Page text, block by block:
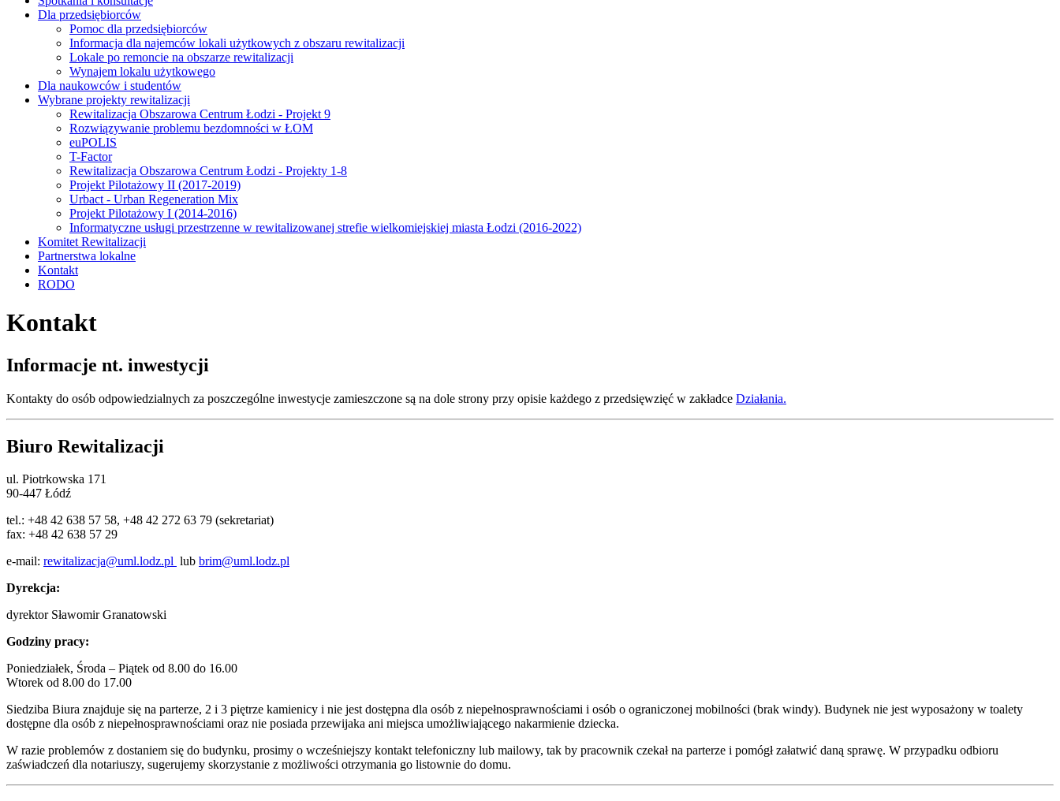
Dla przedsiębiorców
Pomoc dla przedsiębiorców
Informacja dla najemców lokali użytkowych z obszaru rewitalizacji
Lokale po remoncie na obszarze rewitalizacji
Wynajem lokalu użytkowego
Dla naukowców i studentów
Wybrane projekty rewitalizacji
Rewitalizacja Obszarowa Centrum Łodzi - Projekt 9
Rozwiązywanie problemu bezdomności w ŁOM
euPOLIS
T-Factor
Rewitalizacja Obszarowa Centrum Łodzi - Projekty 1-8
Projekt Pilotażowy II (2017-2019)
Urbact - Urban Regeneration Mix
Projekt Pilotażowy I (2014-2016)
Informatyczne usługi przestrzenne w rewitalizowanej strefie wielkomiejskiej miasta Łodzi (2016-2022)
Komitet Rewitalizacji
Partnerstwa lokalne
Kontakt
RODO
Kontakt
Informacje nt. inwestycji
Kontakty do osób odpowiedzialnych za poszczególne inwestycje zamieszczone są na dole strony przy opisie każdego z przedsięwzięć w zakładce Działania.
Biuro Rewitalizacji
ul. Piotrkowska 171
90-447 Łódź
tel.: +48 42 638 57 58, +48 42 272 63 79 (sekretariat)
fax: +48 42 638 57 29
e-mail: rewitalizacja@uml.lodz.pl lub brim@uml.lodz.pl
Dyrekcja:
dyrektor Sławomir Granatowski
Godziny pracy:
Poniedziałek, Środa – Piątek od 8.00 do 16.00
Wtorek od 8.00 do 17.00
Siedziba Biura znajduje się na parterze, 2 i 3 piętrze kamienicy i nie jest dostępna dla osób z niepełnosprawnościami i osób o ograniczonej mobilności (brak windy). Budynek nie jest wyposażony w toalety
dostępne dla osób z niepełnosprawnościami oraz nie posiada przewijaka ani miejsca umożliwiającego nakarmienie dziecka.
W razie problemów z dostaniem się do budynku, prosimy o wcześniejszy kontakt telefoniczny lub mailowy, tak by pracownik czekał na parterze i pomógł załatwić daną sprawę. W przypadku odbioru
zaświadczeń dla notariuszy, sugerujemy skorzystanie z możliwości otrzymania go listownie do domu.